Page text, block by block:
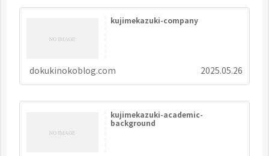
kujimekazuki-company
dokukinokoblog.com 2025.05.26
kujimekazuki-academic-
background